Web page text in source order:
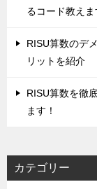
るコード教えま
‌RISU算数のデ
リットを紹介
RISU算数を徹
ます！
カテゴリー